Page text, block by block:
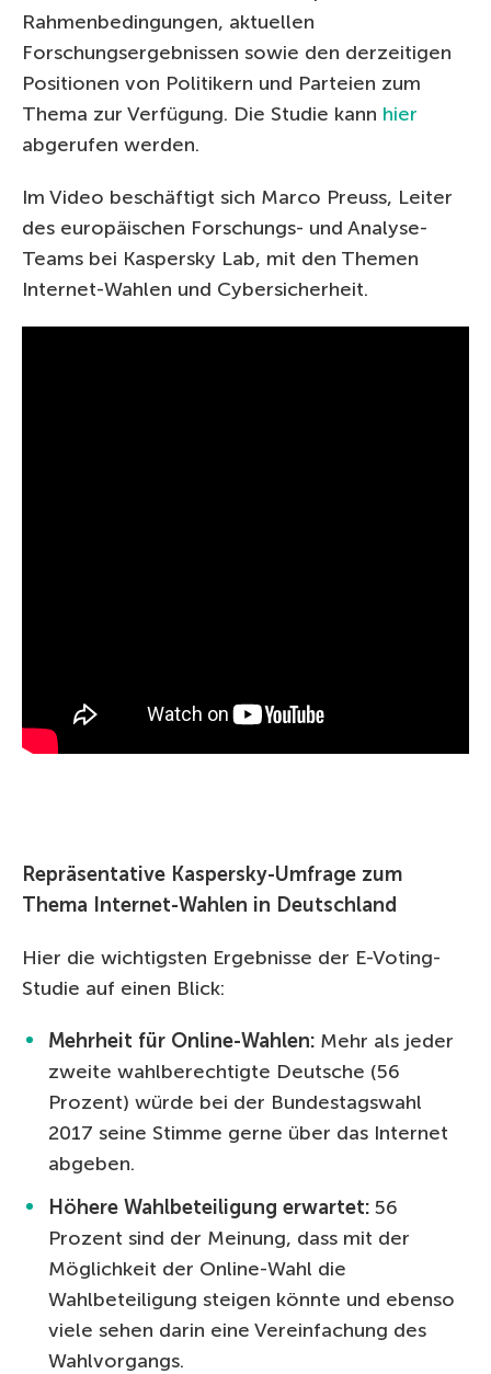
Rahmenbedingungen, aktuellen
Forschungsergebnissen sowie den derzeitigen
Positionen von Politikern und Parteien zum
Thema zur Verfügung. Die Studie kann hier
abgerufen werden.
Im Video beschäftigt sich Marco Preuss, Leiter
des europäischen Forschungs- und Analyse-
Teams bei Kaspersky Lab, mit den Themen
Internet-Wahlen und Cybersicherheit.
Repräsentative Kaspersky-Umfrage zum
Thema Internet-Wahlen in Deutschland
Hier die wichtigsten Ergebnisse der E-Voting-
Studie auf einen Blick:
Mehrheit für Online-Wahlen: Mehr als jeder
zweite wahlberechtigte Deutsche (56
Prozent) würde bei der Bundestagswahl
2017 seine Stimme gerne über das Internet
abgeben.
Höhere Wahlbeteiligung erwartet: 56
Prozent sind der Meinung, dass mit der
Möglichkeit der Online-Wahl die
Wahlbeteiligung steigen könnte und ebenso
viele sehen darin eine Vereinfachung des
Wahlvorgangs.